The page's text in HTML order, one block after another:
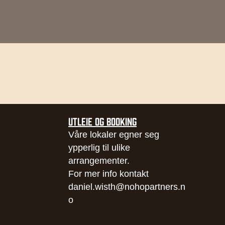
UTLEIE OG BOOKING
Våre lokaler egner seg
ypperlig til ulike
arrangementer.
For mer info kontakt
daniel.wisth@nohopartners.n
o